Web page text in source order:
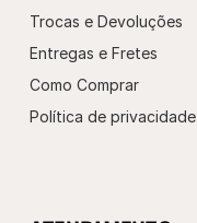
Trocas e Devoluções
Entregas e Fretes
Como Comprar
Política de privacidade